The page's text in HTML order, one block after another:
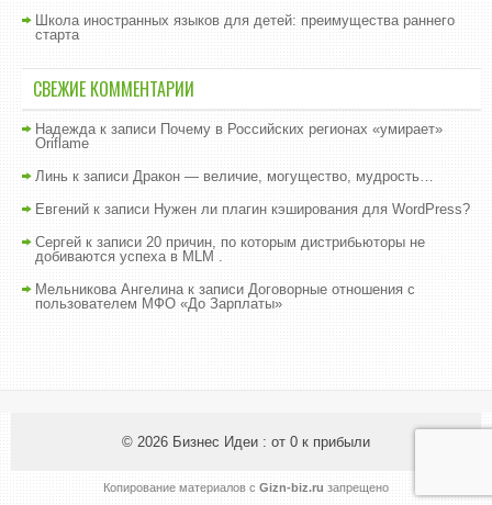
Школа иностранных языков для детей: преимущества раннего
старта
СВЕЖИЕ КОММЕНТАРИИ
Надеждак записи Почему в Российских регионах «умирает»
Oriflame
Линь к записи Дракон — величие, могущество, мудрость…
Евгений к записи Нужен ли плагин кэширования для WordPress?
Сергей к записи 20 причин, по которым дистрибьюторы не
добиваются успеха в MLM .
Мельникова Ангелинак записи Договорные отношения с
пользователем МФО «До Зарплаты»
© 2026 Бизнес Идеи : от 0 к прибыли
Копирование материалов с Gizn-biz.ru запрещено